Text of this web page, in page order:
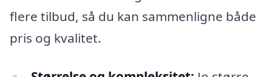
flere tilbud, så du kan sammenligne både
pris og kvalitet.